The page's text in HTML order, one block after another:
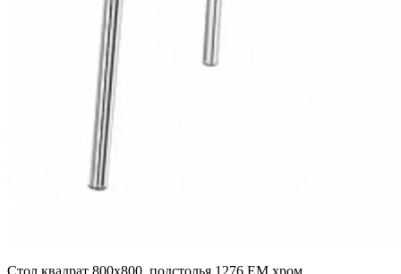
Стол квадрат 800х800, подстолья 1276 ЕМ хром